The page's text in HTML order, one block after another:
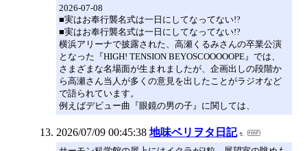
2026-07-08
■実はお奉行襲名式は一日にしてなってない!?
■実はお奉行襲名式は一日にしてなってない!?
横浜アリーナで披露された、高瀬くるみさんの卒業公演
となった『HIGH! TENSION BEYOSCOOOOOPE』では、
さまざまな名場面が生まれましたが、企画出しの段階か
ら高瀬さん当人が多くの意見を出したことがラジオなど
で語られています。
例えばデビュー曲『眼鏡の男の子』に関しては、
2026/07/09 00:45:38 地味ベリヲタ日記